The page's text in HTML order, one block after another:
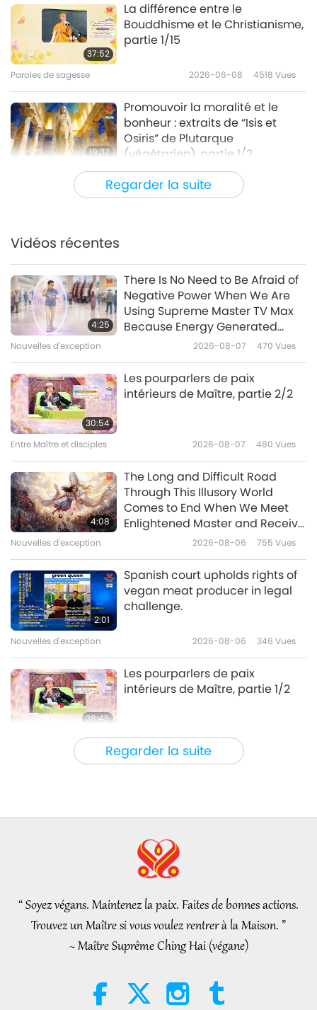
Regarder la suite
37:52
La différence entre le
Bouddhisme et le Christianisme,
partie 1/15
Paroles de sagesse 2026-06-08 4518 Vues
19:37
Promouvoir la moralité et le
bonheur : extraits de “Isis et
Osiris” de Plutarque
(végétarien), partie 1/2
Paroles de sagesse 2026-06-05
18:10
19:40
Cette vie illusoire : extraits de
l’ouvrage Taoïste “Le Livre de
Lieh-Tseu”, partie 1/2
20:01
La Création de Dieu : d’après le
20:14
Pénétrer dans la Présence
Divine : Extraits des lettres de Sri
Aurobindo, partie 1/2
24:13
Rétablissement de la paix :
extraits des Hadiths, partie 1/2
Regarder la suite
Vidéos récentes
4:25
There Is No Need to Be Afraid of
Negative Power When We Are
Using Supreme Master TV Max
Because Energy Generated
from It Is Far More Powerful than
Nouvelles d'exception 2026-08-07 470 Vues
30:54
Les pourparlers de paix
intérieurs de Maître, partie 2/2
Entre Maître et disciples 2026-08-07 480 Vues
4:08
The Long and Difficult Road
Through This Illusory World
Comes to End When We Meet
Enlightened Master and Receive
Nouvelles d'exception 2026-08-06 755 Vues
2:01
Spanish court upholds rights of
vegan meat producer in legal
challenge.
Nouvelles d'exception 2026-08-06 346 Vues
38:45
Les pourparlers de paix
intérieurs de Maître, partie 1/2
Entre Maître et disciples 2026-08-06
25:38
“Fast Charge” Is Wonderful Way
Whenever Material World
Begins to Feel Too Imposing
“ Soyez végans. Maintenez la paix. Faites de bonnes actions.
Trouvez un Maître si vous voulez rentrer à la Maison. ”
~ Maître Suprême Ching Hai (végane)